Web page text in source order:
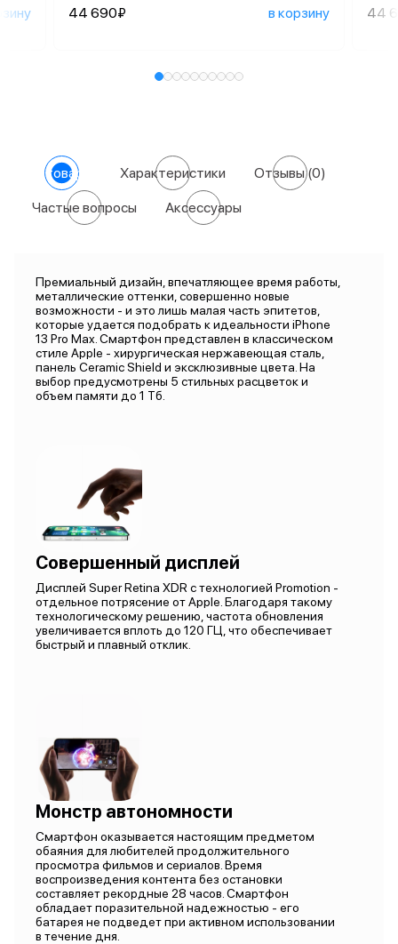
44 690₽ в корзину 44
О товаре Характеристики Отзывы(0)
Частые вопросы Аксессуары
Премиальный дизайн, впечатляющее время работы,
металлические оттенки, совершенно новые
возможности - и это лишь малая часть эпитетов,
которые удается подобрать к идеальности iPhone
13 Pro Max. Смартфон представлен в классическом
стиле Apple - хирургическая нержавеющая сталь,
панель Ceramic Shield и эксклюзивные цвета. На
выбор предусмотрены 5 стильных расцветок и
объем памяти до 1 Тб.
Совершенный дисплей
Дисплей Super Retina XDR с технологией Promotion -
отдельное потрясение от Apple. Благодаря такому
технологическому решению, частота обновления
увеличивается вплоть до 120 ГЦ, что обеспечивает
быстрый и плавный отклик.
Монстр автономности
Смартфон оказывается настоящим предметом
обаяния для любителей продолжительного
просмотра фильмов и сериалов. Время
воспроизведения контента без остановки
составляет рекордные 28 часов. Смартфон
обладает поразительной надежностью - его
батарея не подведет при активном использовании
в течение дня.